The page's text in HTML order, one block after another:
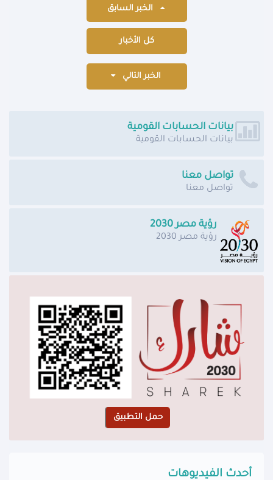
الخبر السابق
كل الأخبار
الخبر التالي
بيانات الحسابات القومية
بيانات الحسابات القومية
تواصل معنا
تواصل معنا
رؤية مصر 2030
رؤية مصر 2030
أحدث الفيديوهات